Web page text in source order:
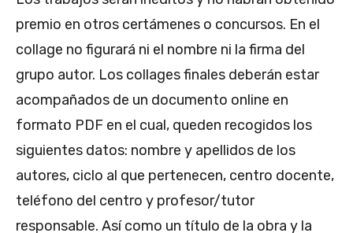
premio en otros certámenes o concursos. En el
collage no figurará ni el nombre ni la firma del
grupo autor. Los collages finales deberán estar
acompañados de un documento online en
formato PDF en el cual, queden recogidos los
siguientes datos: nombre y apellidos de los
autores, ciclo al que pertenecen, centro docente,
teléfono del centro y profesor/tutor
responsable. Así como un título de la obra y la